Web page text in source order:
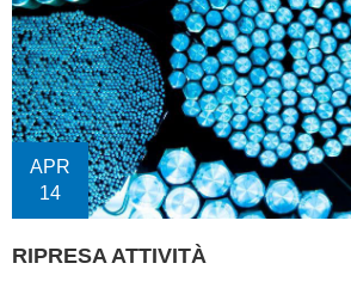
APR
14
RIPRESA ATTIVITÀ